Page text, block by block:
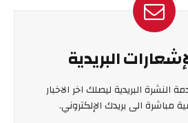
البريدية
البريدية ليصلك اخر الاخبار
مباشرة الى بريدك الإلكتروني.